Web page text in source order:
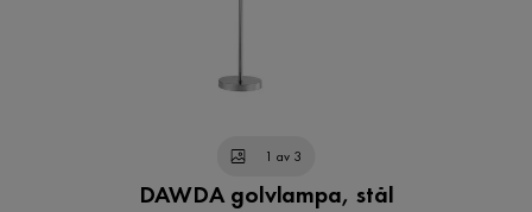
1 av 3
DAWDA golvlampa, stål